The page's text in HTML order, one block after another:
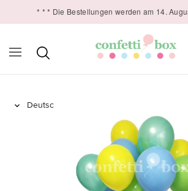
* * * Die Bestellungen werden am 14.
